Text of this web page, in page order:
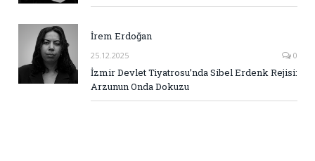
İrem Erdoğan
25.12.2025 0
İzmir Devlet Tiyatrosu’nda Sibel Erdenk Rejisi:
Arzunun Onda Dokuzu